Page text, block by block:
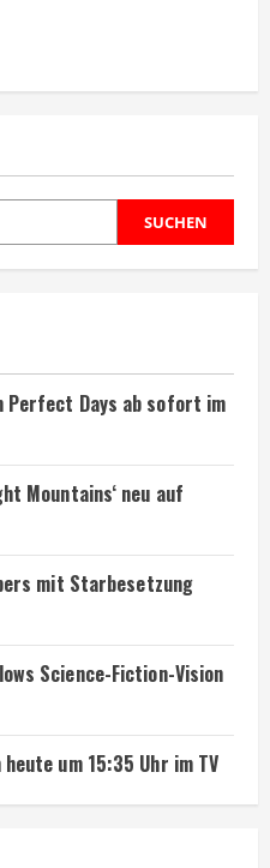
SUCHEN
Perfect Days ab sofort im
Mountains‘ neu auf
mit Starbesetzung
Science-Fiction-Vision
um 15:35 Uhr im TV